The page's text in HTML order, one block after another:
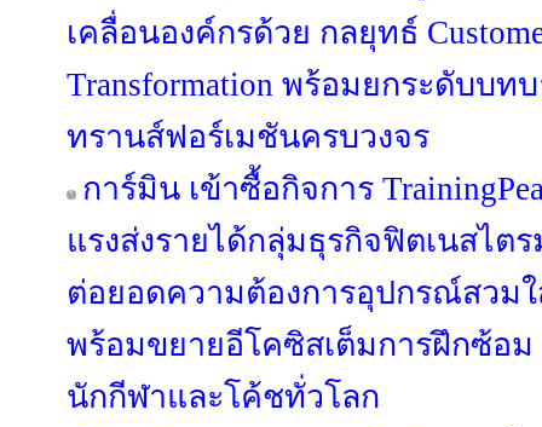
เคลื่อนองค์กรด้วย กลยุทธ์
Transformation พร้อมยกระดับบ
ทรานส์ฟอร์เมชันครบวงจร
การ์มิน เข้าซื้อกิจการ
แรงส่งรายได้กลุ่มธุรกิจฟิตเนสไตร
ต่อยอดความต้องการอุปกรณ์สวม
พร้อมขยายอีโคซิสเต็มการฝึกซ้อ
นักกีฬาและโค้ชทั่วโลก